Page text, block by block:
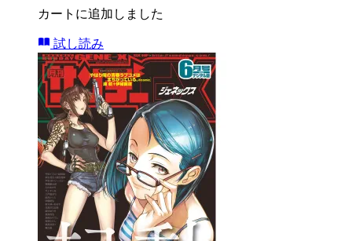
カートに追加しました
試し読み